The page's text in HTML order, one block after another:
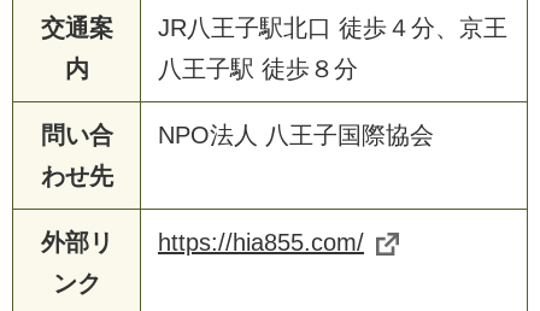
交通案
内
JR八王子駅北口 徒歩４分、京王
八王子駅 徒歩８分
問い合
わせ先
NPO法人 八王子国際協会
外部リ
ンク
https://hia855.com/